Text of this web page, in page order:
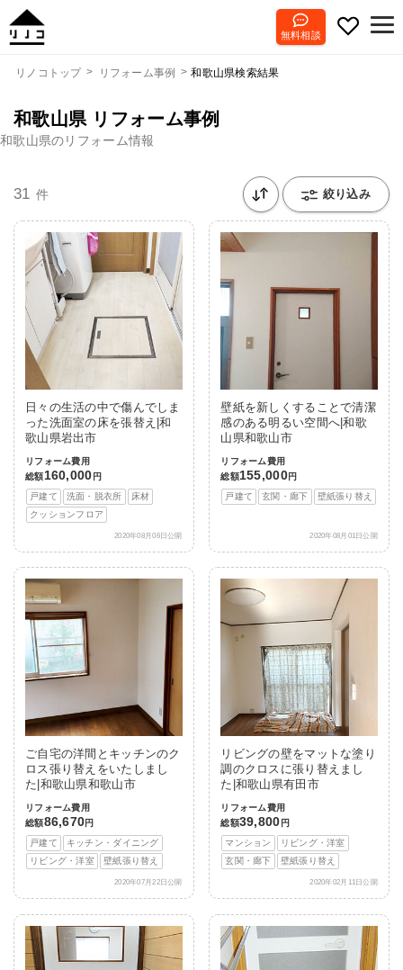
無料相談
リノコトップ リフォーム事例 和歌山県検索結果
和歌山県 リフォーム事例
和歌山県のリフォーム情報
31 件 絞り込み
日々の生活の中で傷んでしま
った洗面室の床を張替え|和
歌山県岩出市
リフォーム費用
総額160,000 円
戸建て
洗面・脱衣所
床材
クッションフロア
2020年08月06日公開
壁紙を新しくすることで清潔
感のある明るい空間へ|和歌
山県和歌山市
リフォーム費用
総額155,000円
戸建て
玄関・廊下 壁紙張り替え
2020年08月01日公開
ご自宅の洋間とキッチンのク
ロス張り替えをいたしまし
た|和歌山県和歌山市
リフォーム費用
総額86,670円
戸建て
キッチン・ダイニング
リビング・洋室
壁紙張り替え
2020年07月22日公開
リビングの壁をマットな塗り
調のクロスに張り替えまし
た|和歌山県有田市
リフォーム費用
総額39,800 円
マンション
リビング・洋室
玄関・廊下
壁紙張り替え
2020年02月11日公開